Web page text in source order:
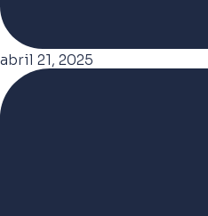
abril 21, 2025